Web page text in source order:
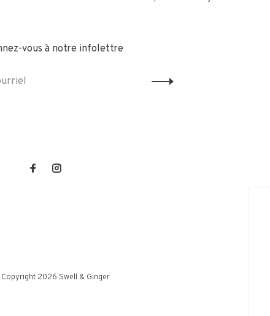
vous à notre infolettre
2026 Swell & Ginger